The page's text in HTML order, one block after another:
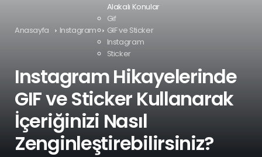
Anasayfa Instagram
Alakalı Konular
Gif
GIF ve Sticker
Instagram
Sticker
Instagram Hikayelerinde
GIF ve Sticker Kullanarak
İçeriğinizi Nasıl
Zenginleştirebilirsiniz?